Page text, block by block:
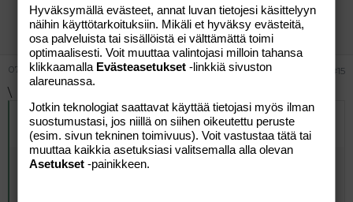
clivia
Vieras
07.10.2004 #15
\
Alkuperäinen kirjoittaja06.10.2004 klo 23:02 -peukku-
kirjoitti :
Siihen on olemassa asentoja, joissa miehen peniksen tyvi
Hyväksymällä evästeet, annat luvan tietojesi käsittelyyn
näihin käyttötarkoituksiin. Mikäli et hyväksy evästeitä,
osa palveluista tai sisällöistä ei välttämättä toimi
optimaalisesti. Voit muuttaa valintojasi milloin tahansa
klikkaamalla Evästeasetukset -linkkiä sivuston
alareunassa.
Jotkin teknologiat saattavat käyttää tietojasi myös ilman
suostumustasi, jos niillä on siihen oikeutettu peruste
(esim. sivun tekninen toimivuus). Voit vastustaa tätä tai
muuttaa kaikkia asetuksiasi valitsemalla alla olevan
Asetukset -painikkeen.